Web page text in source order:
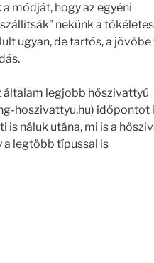
módját, hogy az egyéni
nekünk a tökéletes
ugyan, de tartós, a jövőbe
általam legjobb hőszivattyú
hoszivattyu.hu) időpontot
náluk utána, mi is a
a legtöbb típussal is